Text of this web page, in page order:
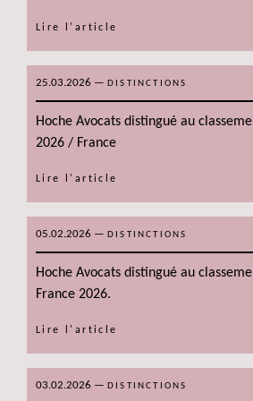
Lire l'article
25.03.2026 — DISTINCTIONS
Hoche Avocats distingué au
2026 / France
Lire l'article
05.02.2026 — DISTINCTIONS
Hoche Avocats distingué au
France 2026.
Lire l'article
03.02.2026 — DISTINCTIONS